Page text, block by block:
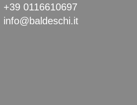
+39 0116610697
info@baldeschi.it